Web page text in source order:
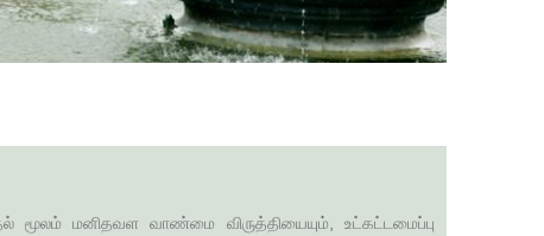
மூலம் மனிதவள வாண்மை விருத்தியையும், உட்கட்டமைப்பு